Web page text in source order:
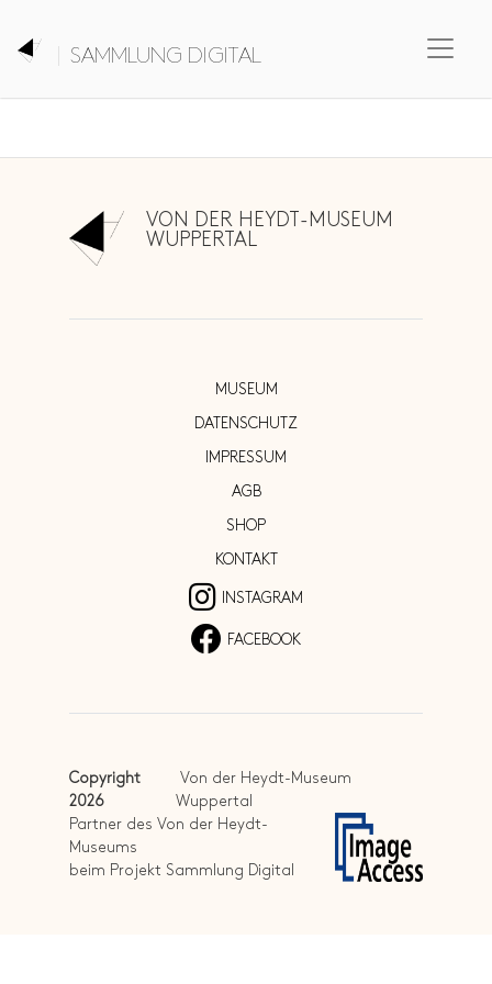
SAMMLUNG DIGITAL
VON DER HEYDT-MUSEUM
WUPPERTAL
MUSEUM
DATENSCHUTZ
IMPRESSUM
AGB
SHOP
KONTAKT
INSTAGRAM
FACEBOOK
Copyright
2026
Von der Heydt-Museum
Wuppertal
Partner des Von der Heydt-
Museums
beim Projekt Sammlung Digital